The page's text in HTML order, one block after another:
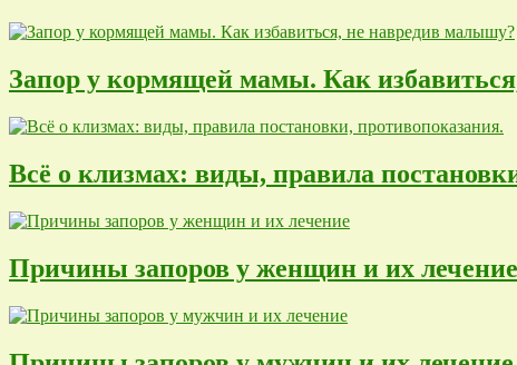
Запор у кормящей мамы. Как
Всё о клизмах: виды, правила
Причины запоров у женщин и их лечение